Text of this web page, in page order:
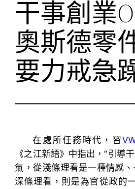
干事創業
奧斯德零
要力戒急
在處所任務時代，習
《之江新語》中指出，“引導
氣，從淺條理看是一種情感
深條理看，則是為官從政的